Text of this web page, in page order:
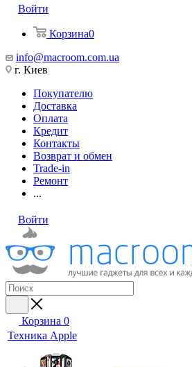
Войти
Корзина0
info@macroom.com.ua
г. Киев
Покупателю
Доставка
Оплата
Кредит
Контакты
Возврат и обмен
Trade-in
Ремонт
...
Войти
Корзина 0
Техника Apple